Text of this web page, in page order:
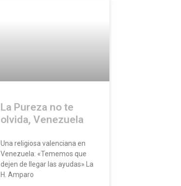
La Pureza no te
olvida, Venezuela
Una religiosa valenciana en
Venezuela: «Tememos que
dejen de llegar las ayudas» La
H. Amparo